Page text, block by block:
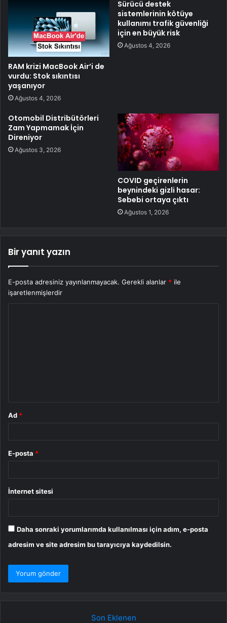
RAM krizi MacBook Air’i de
vurdu: Stok sıkıntısı
yaşanıyor
Ağustos 4, 2026
Sürücü destek
sistemlerinin kötüye
kullanımı trafik güvenliği
için en büyük risk
Ağustos 4, 2026
Otomobil Distribütörleri
Zam Yapmamak İçin
Direniyor
Ağustos 3, 2026
COVID geçirenlerin
beynindeki gizli hasar:
Sebebi ortaya çıktı
Ağustos 1, 2026
Bir yanıt yazın
E-posta adresiniz yayınlanmayacak. Gerekli alanlar * ile
işaretlenmişlerdir
Ad *
E-posta *
İnternet sitesi
Daha sonraki yorumlarımda kullanılması için adım, e-posta
adresim ve site adresim bu tarayıcıya kaydedilsin.
Son Eklenen